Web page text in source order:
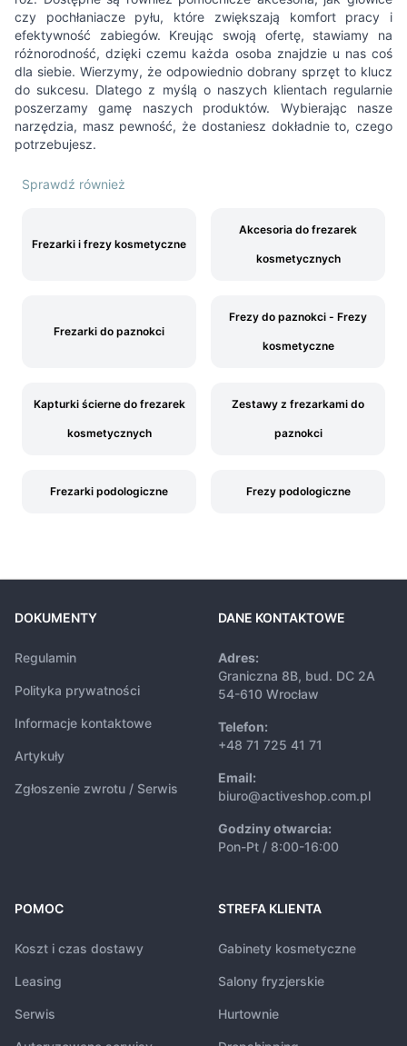
czy pochłaniacze pyłu, które zwiększają komfort pracy i
efektywność zabiegów. Kreując swoją ofertę, stawiamy na
różnorodność, dzięki czemu każda osoba znajdzie u nas coś
dla siebie. Wierzymy, że odpowiednio dobrany sprzęt to klucz
do sukcesu. Dlatego z myślą o naszych klientach regularnie
poszerzamy gamę naszych produktów. Wybierając nasze
narzędzia, masz pewność, że dostaniesz dokładnie to, czego
potrzebujesz.
Sprawdź również
Frezarki i frezy kosmetyczne
Akcesoria do frezarek
kosmetycznych
Frezarki do paznokci
Frezy do paznokci - Frezy
kosmetyczne
Kapturki ścierne do frezarek
kosmetycznych
Zestawy z frezarkami do
paznokci
Frezarki podologiczne Frezy podologiczne
DOKUMENTY
Regulamin
Polityka prywatności
Informacje kontaktowe
Artykuły
Zgłoszenie zwrotu / Serwis
DANE KONTAKTOWE
Adres:
Graniczna 8B, bud. DC 2A
54-610 Wrocław
Telefon:
+48 71 725 41 71
Email:
biuro@activeshop.com.pl
Godziny otwarcia:
Pon-Pt / 8:00-16:00
POMOC
Koszt i czas dostawy
Leasing
Serwis
STREFA KLIENTA
Gabinety kosmetyczne
Salony fryzjerskie
Hurtownie